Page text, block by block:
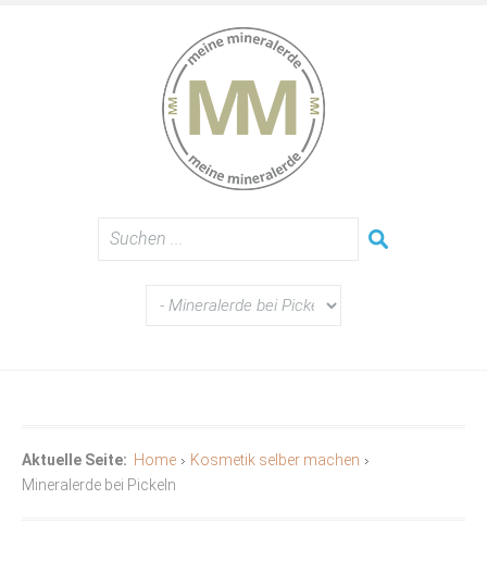
Aktuelle Seite: Home
Kosmetik selber machen
Mineralerde bei Pickeln